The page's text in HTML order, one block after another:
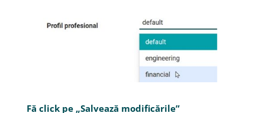
Fă click pe „Salvează modificările”